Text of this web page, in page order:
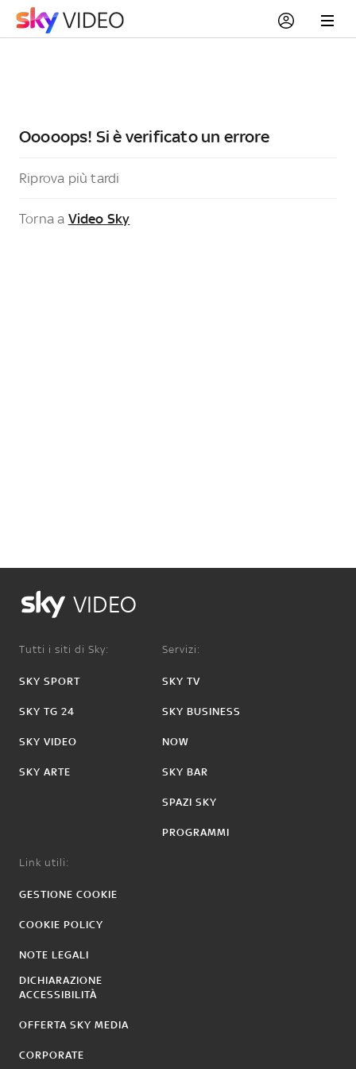
Ooooops! Si è verificato un errore
Riprova più tardi
Torna a Video Sky
VIDEO
Tutti i siti di Sky:
SKY SPORT
SKY TG 24
SKY VIDEO
SKY ARTE
Servizi:
SKY TV
SKY BUSINESS
NOW
SKY BAR
SPAZI SKY
PROGRAMMI
Link utili:
GESTIONE COOKIE
COOKIE POLICY
NOTE LEGALI
DICHIARAZIONE
ACCESSIBILITÀ
OFFERTA SKY MEDIA
CORPORATE